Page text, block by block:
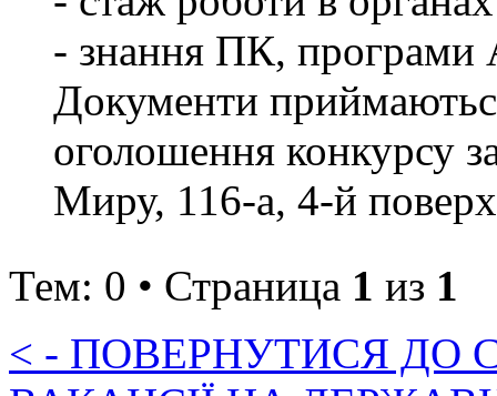
- знання ПК,
Документи
оголошення конкурсу
Миру, 116-а, 4-й
Тем: 0 • Страница 1 из 1
< - ПОВЕРНУТИСЯ ДО